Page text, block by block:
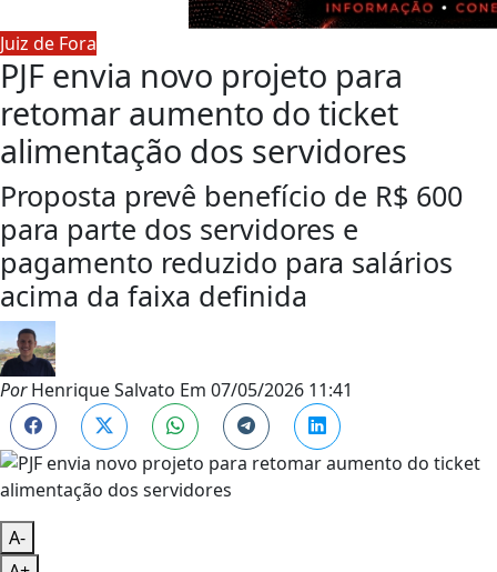
Juiz de Fora
PJF envia novo projeto para
retomar aumento do ticket
alimentação dos servidores
Proposta prevê benefício de R$ 600
para parte dos servidores e
pagamento reduzido para salários
acima da faixa definida
PorHenrique Salvato Em 07/05/2026 11:41
A-